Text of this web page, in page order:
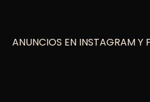
ANUNCIOS EN INSTAGRAM Y